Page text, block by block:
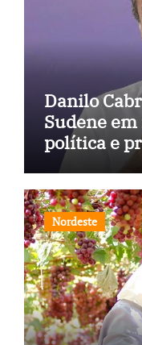
Danilo
Sudene
política e
estados
Nordeste